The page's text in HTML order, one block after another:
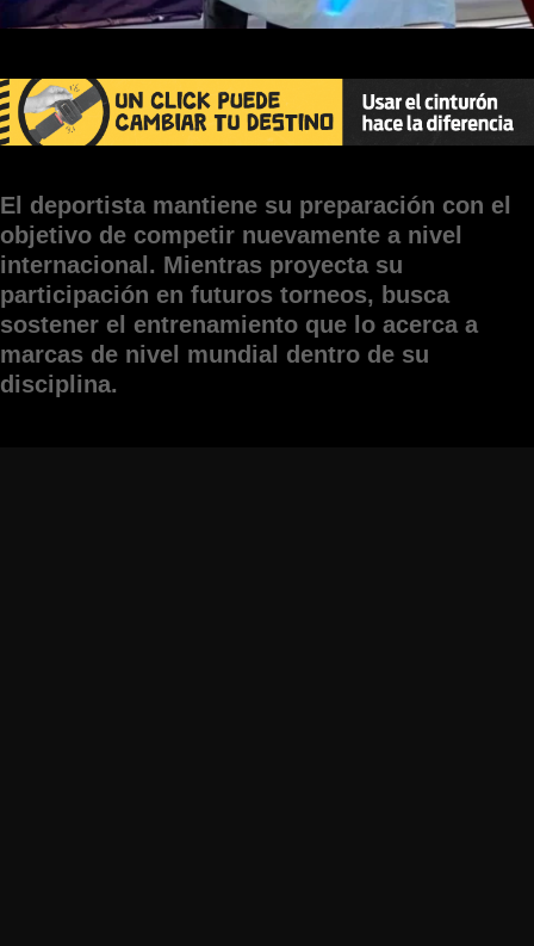
El deportista mantiene su preparación con el
objetivo de competir nuevamente a nivel
internacional. Mientras proyecta su
participación en futuros torneos, busca
sostener el entrenamiento que lo acerca a
marcas de nivel mundial dentro de su
disciplina.